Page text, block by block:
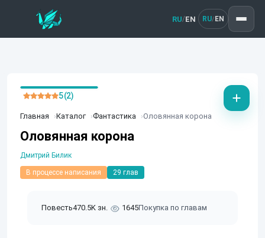
RU/EN RU/ EN
Главная Каталог Фантастика Оловянная корона
Оловянная корона
Дмитрий Билик
В процессе написания 29 глав
Повесть470.5K зн. 1645Покупка по главам
5 (2)